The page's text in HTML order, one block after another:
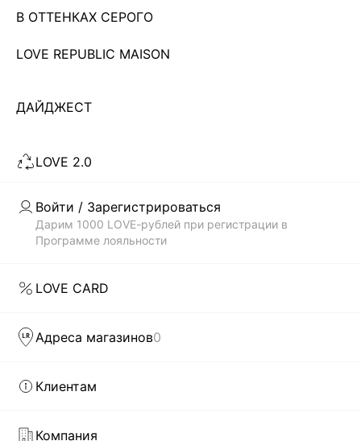
В ОТТЕНКАХ СЕРОГО
LOVE REPUBLIC MAISON
ДАЙДЖЕСТ
LOVE 2.0
Войти / Зарегистрироваться
Дарим 1000 LOVE-рублей при регистрации в
Программе лояльности
LOVE CARD
Адреса магазинов0
Клиентам
Компания
11 999 ₽-75%2 999 ₽
Показано 0 из 20 товаров
в AppStore
КАТАЛОГ
КОМПАНИЯ
КЛИЕНТАМ
ЛИЧНЫЙ КАБИНЕТ